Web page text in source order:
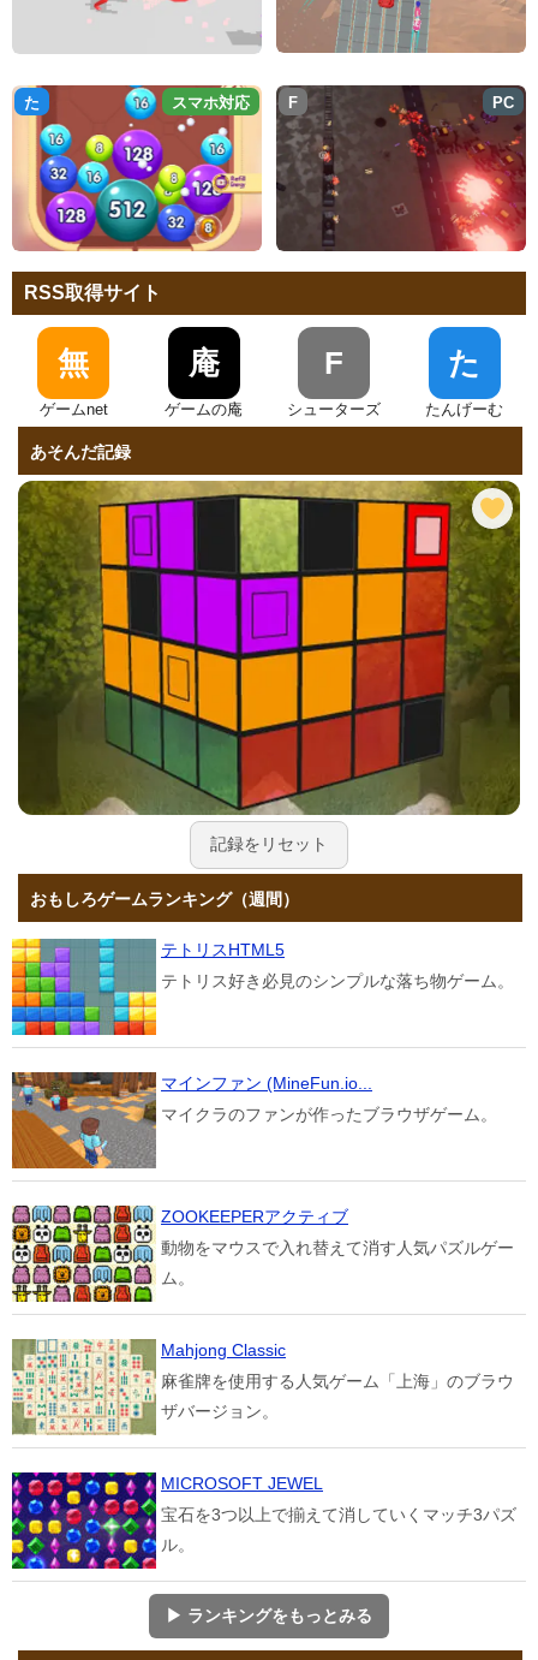
た スマホ対応 F PC
RSS取得サイト
無
ゲームnet
庵
ゲームの庵
F
シューターズ
た
たんげーむ
あそんだ記録
記録をリセット
おもしろゲームランキング（週間）
テトリスHTML5
テトリス好き必見のシンプルな落ち物ゲーム。
マインファン (MineFun.io...
マイクラのファンが作ったブラウザゲーム。
ZOOKEEPERアクティブ
動物をマウスで入れ替えて消す人気パズルゲー
ム。
Mahjong Classic
麻雀牌を使用する人気ゲーム「上海」のブラウ
ザバージョン。
MICROSOFT JEWEL
宝石を3つ以上で揃えて消していくマッチ3パズ
ル。
▶ ランキングをもっとみる